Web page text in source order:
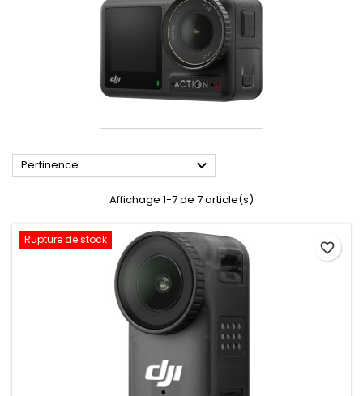
Pertinence 
Affichage 1-7 de 7 article(s)
Rupture de stock
favorite_border